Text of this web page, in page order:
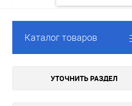
Каталог товаров
УТОЧНИТЬ РАЗДЕЛ